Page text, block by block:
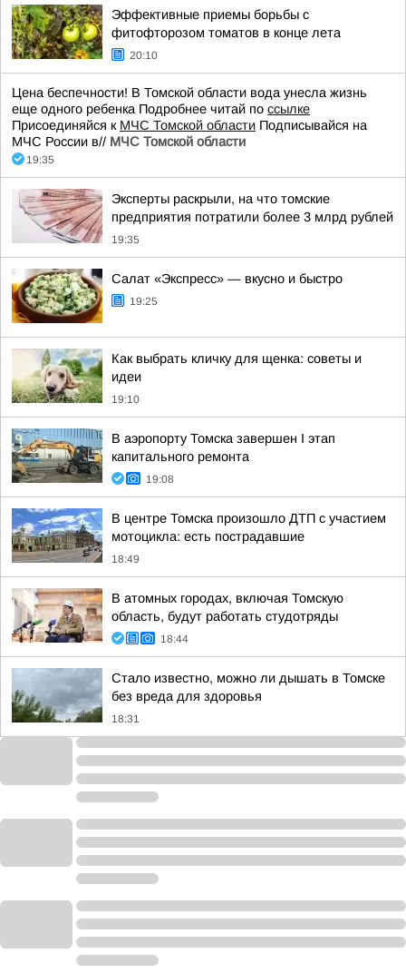
Эффективные приемы борьбы с
фитофторозом томатов в конце лета
20:10
Цена беспечности! В Томской области вода унесла жизнь
еще одного ребенка Подробнее читай по ссылке
Присоединяйся к МЧС Томской области Подписывайся на
МЧС России в// МЧС Томской области
19:35
Эксперты раскрыли, на что томские
предприятия потратили более 3 млрд рублей
19:35
Салат «Экспресс» — вкусно и быстро
19:25
Как выбрать кличку для щенка: советы и
идеи
19:10
В аэропорту Томска завершен I этап
капитального ремонта
19:08
В центре Томска произошло ДТП с участием
мотоцикла: есть пострадавшие
18:49
В атомных городах, включая Томскую
область, будут работать студотряды
18:44
Стало известно, можно ли дышать в Томске
без вреда для здоровья
18:31